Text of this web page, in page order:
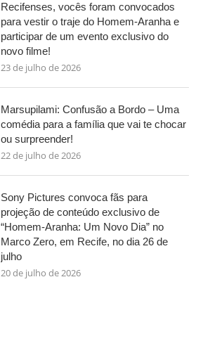
Recifenses, vocês foram convocados
para vestir o traje do Homem-Aranha e
participar de um evento exclusivo do
novo filme!
23 de julho de 2026
Marsupilami: Confusão a Bordo – Uma
comédia para a família que vai te chocar
ou surpreender!
22 de julho de 2026
Sony Pictures convoca fãs para
projeção de conteúdo exclusivo de
“Homem-Aranha: Um Novo Dia” no
Marco Zero, em Recife, no dia 26 de
julho
20 de julho de 2026